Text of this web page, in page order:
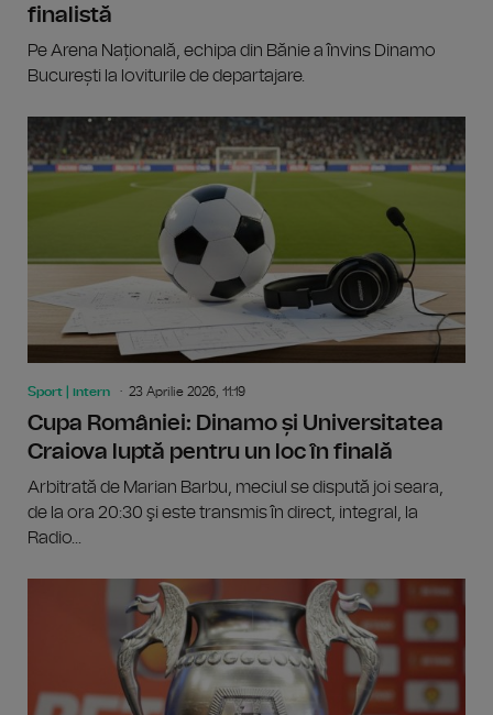
finalistă
Pe Arena Națională, echipa din Bănie a învins Dinamo
București la loviturile de departajare.
Sport | intern 23 Aprilie 2026, 11:19
Cupa României: Dinamo și Universitatea
Craiova luptă pentru un loc în finală
Arbitrată de Marian Barbu, meciul se dispută joi seara,
de la ora 20:30 şi este transmis în direct, integral, la
Radio...